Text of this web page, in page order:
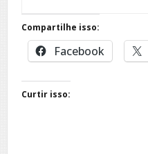
Compartilhe isso:
Facebook
Curtir isso: